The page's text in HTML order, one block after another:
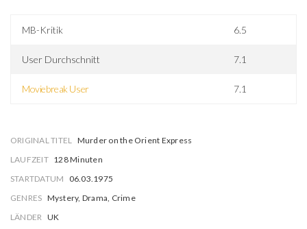
MB-Kritik 6.5
User Durchschnitt 7.1
Moviebreak User 7.1
ORIGINAL TITEL
Murder on the Orient Express
LAUFZEIT 128 Minuten
STARTDATUM
06.03.1975
GENRES Mystery, Drama, Crime
LÄNDER UK